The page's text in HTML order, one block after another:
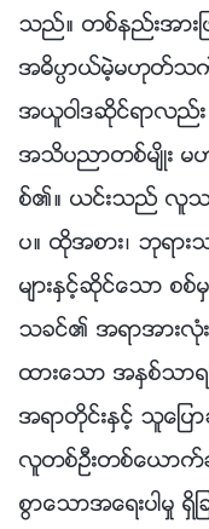
သည္။ တစ္နည္းအား
အဓိပၸာယ္မဲ့မဟုတ္သ
အယူဝါဒဆိုင္ရာလည္
အသိပညာတစ္မ်ိဳး မ
စ္၏။ ယင္းသည္ လူသ
ပ။ ထိုအစား၊ ဘုရ
မ်ားႏွင့္ဆိုင္ေသာ စစ္
သခင္၏ အရာအားလုံ
ထားေသာ အႏွစ္သာ
အရာတိုင္းႏွင့္ သူေျ
လူတစ္ဦးတစ္ေယာက္ခ်င္
စြာေသာအေရးပါမ